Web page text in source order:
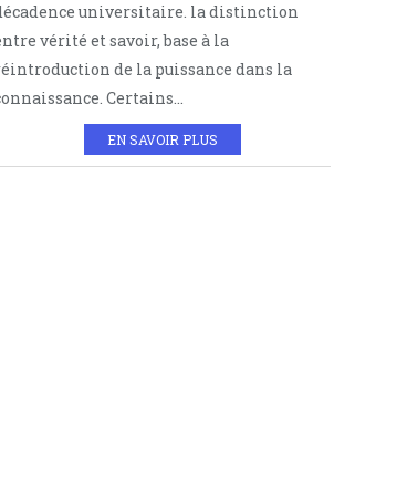
universitaire. la distinction
vérité et savoir, base à la
de la puissance dans la
Certains...
EN SAVOIR PLUS